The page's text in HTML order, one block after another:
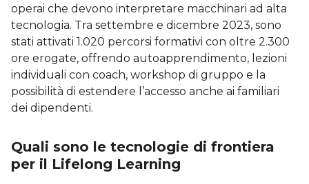
operai che devono interpretare macchinari ad alta
tecnologia. Tra settembre e dicembre 2023, sono
stati attivati 1.020 percorsi formativi con oltre 2.300
ore erogate, offrendo autoapprendimento, lezioni
individuali con coach, workshop di gruppo e la
possibilità di estendere l’accesso anche ai familiari
dei dipendenti.
Quali sono le tecnologie di frontiera
per il Lifelong Learning